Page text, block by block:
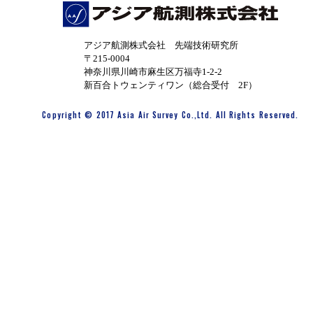
アジア航測株式会社 先端技術研究所
〒215-0004
神奈川県川崎市麻生区万福寺1-2-2
新百合トウェンティワン（総合受付 2F）
Copyright © 2017 Asia Air Survey Co.,Ltd. All Rights Reserved.